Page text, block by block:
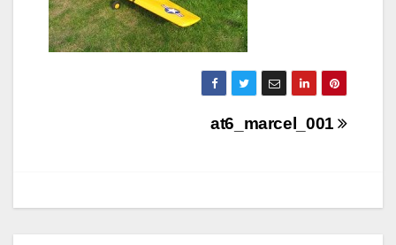
at6_marcel_001